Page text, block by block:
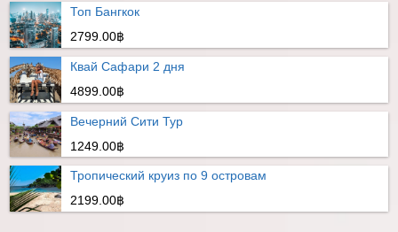
Топ Бангкок
2799.00฿
Квай Сафари 2 дня
4899.00฿
Вечерний Сити Тур
1249.00฿
Тропический круиз по 9 островам
2199.00฿